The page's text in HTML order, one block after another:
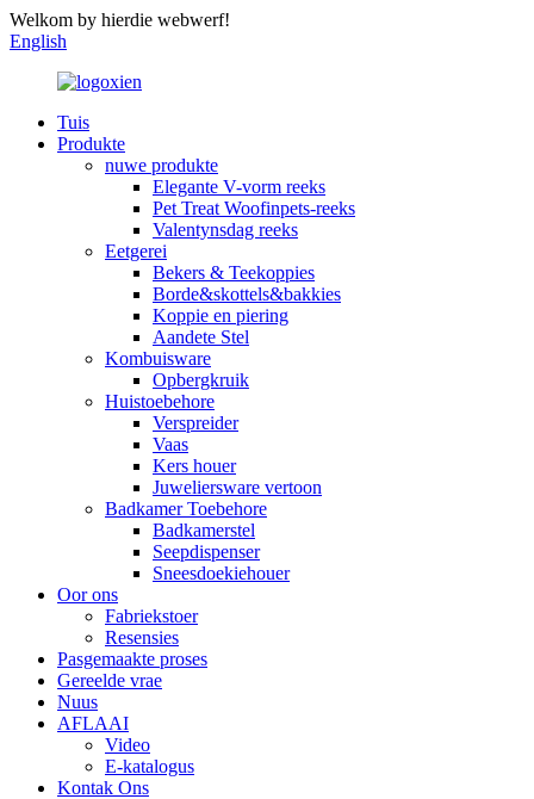
Welkom by hierdie webwerf!
English
Tuis
Produkte
nuwe produkte
Elegante V-vorm reeks
Pet Treat Woofinpets-reeks
Valentynsdag reeks
Eetgerei
Bekers & Teekoppies
Borde&skottels&bakkies
Koppie en piering
Aandete Stel
Kombuisware
Opbergkruik
Huistoebehore
Verspreider
Vaas
Kers houer
Juweliersware vertoon
Badkamer Toebehore
Badkamerstel
Seepdispenser
Sneesdoekiehouer
Oor ons
Fabriekstoer
Resensies
Pasgemaakte proses
Gereelde vrae
Nuus
AFLAAI
Video
E-katalogus
Kontak Ons